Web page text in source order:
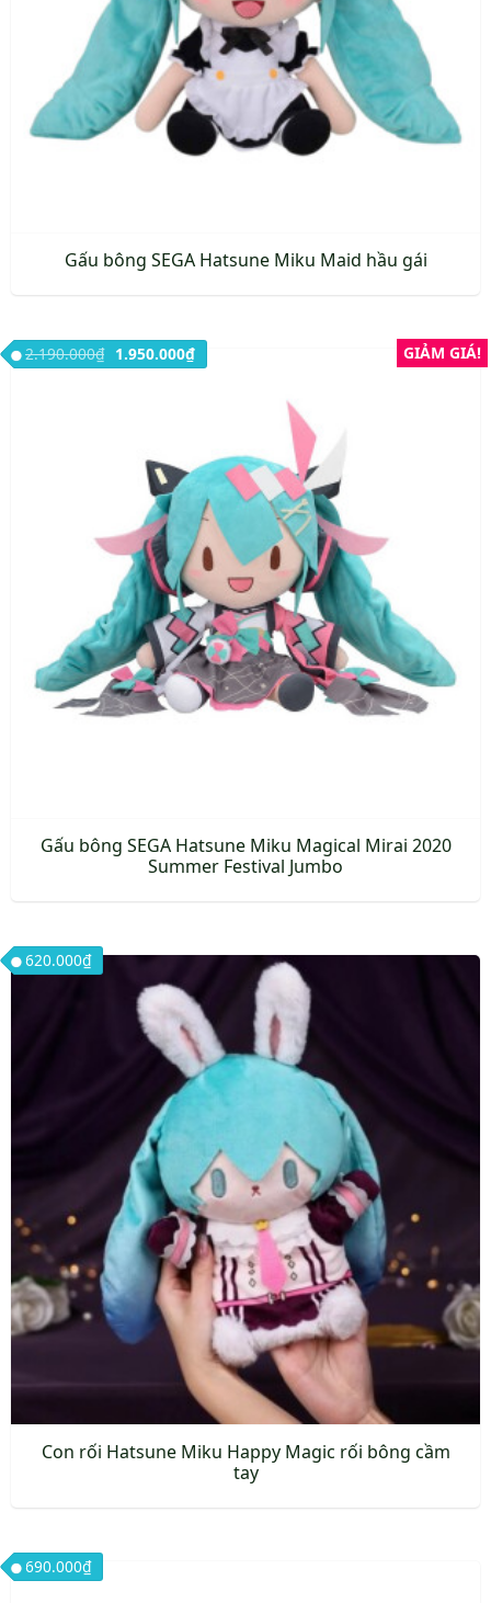
Gấu bông SEGA Hatsune Miku Maid hầu gái
GIẢM GIÁ!
Gấu bông SEGA Hatsune Miku Magical Mirai 2020
Summer Festival Jumbo
2.190.000₫ Giá gốc là: 2.190.000₫.
1.950.000₫Giá hiện tại là: 1.950.000₫.
Con rối Hatsune Miku Happy Magic rối bông cầm
tay
620.000₫
690.000₫